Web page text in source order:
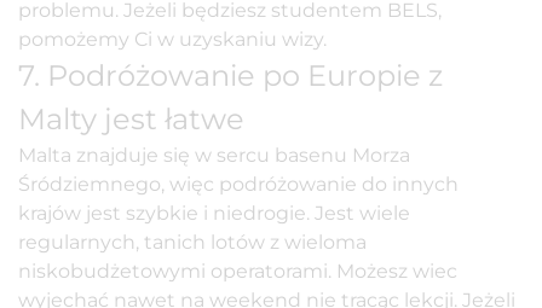
problemu. Jeżeli będziesz studentem BELS,
pomożemy Ci w uzyskaniu wizy.
7. Podróżowanie po Europie z
Malty jest łatwe
Malta znajduje się w sercu basenu Morza
Śródziemnego, więc podróżowanie do innych
krajów jest szybkie i niedrogie. Jest wiele
regularnych, tanich lotów z wieloma
niskobudżetowymi operatorami. Możesz wiec
wyjechać nawet na weekend nie tracąc lekcji. Jeżeli